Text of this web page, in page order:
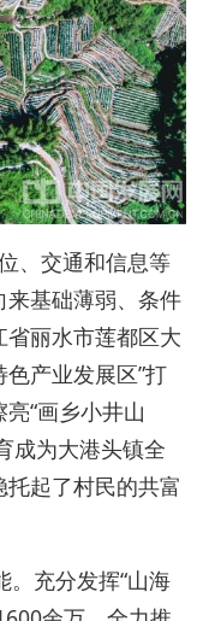
、交通和信息等
基础薄弱、条件
丽水市莲都区大
色产业发展区”打
“画乡小井山
成为大港头镇全
起了村民的共富
。充分发挥“山海